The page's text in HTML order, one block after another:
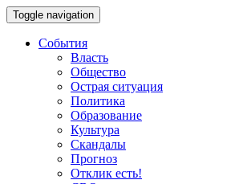
Toggle navigation
События
Власть
Общество
Острая ситуация
Политика
Образование
Культура
Скандалы
Прогноз
Отклик есть!